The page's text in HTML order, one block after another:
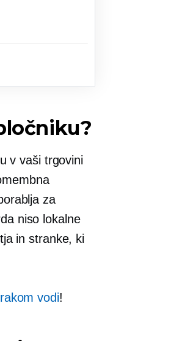
v vaši trgovini
za
niso lokalne
in stranke, ki
vodi!